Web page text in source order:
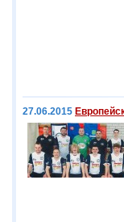
27.06.2015